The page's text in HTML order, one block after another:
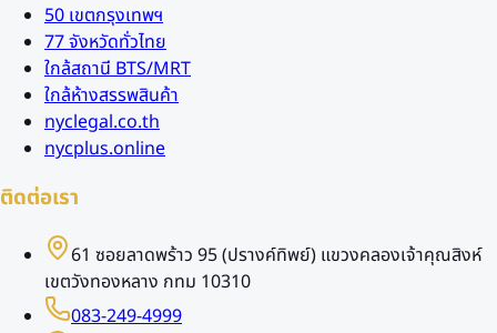
50 เขตกรุงเทพฯ
77 จังหวัดทั่วไทย
ใกล้สถานี BTS/MRT
ใกล้ห้างสรรพสินค้า
nyclegal.co.th
nycplus.online
ติดต่อเรา
61 ซอยลาดพร้าว 95 (ปรางค์ทิพย์) แขวงคลองเจ้าคุณสิงห์
เขตวังทองหลาง กทม 10310
083-249-4999